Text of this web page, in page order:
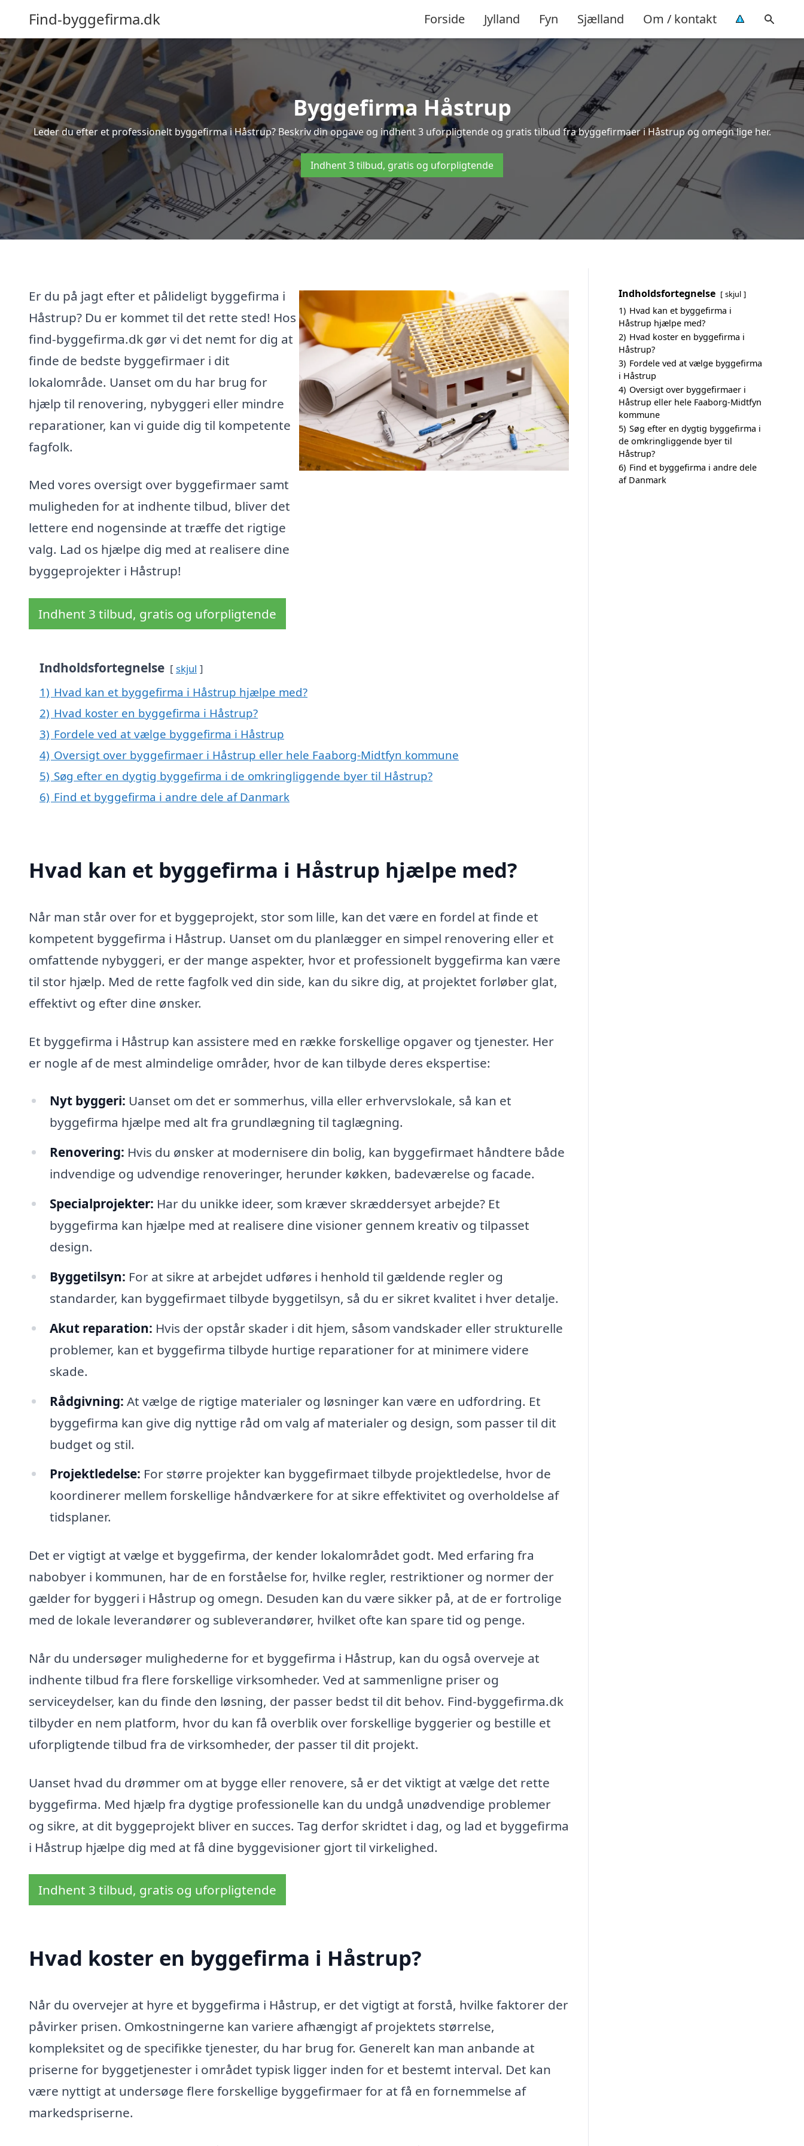
Find-byggefirma.dk Forside Jylland Fyn Sjælland Om / kontakt
Byggefirma Håstrup
Leder du efter et professionelt byggefirma i Håstrup? Beskriv din opgave og indhent 3 uforpligtende og gratis tilbud fra byggefirmaer i Håstrup og omegn lige her.
Indhent 3 tilbud, gratis og uforpligtende
Er du på jagt efter et pålideligt byggefirma i
Håstrup? Du er kommet til det rette sted! Hos
find-byggefirma.dk gør vi det nemt for dig at
finde de bedste byggefirmaer i dit
lokalområde. Uanset om du har brug for
hjælp til renovering, nybyggeri eller mindre
reparationer, kan vi guide dig til kompetente
fagfolk.
Med vores oversigt over byggefirmaer samt
muligheden for at indhente tilbud, bliver det
lettere end nogensinde at træffe det rigtige
valg. Lad os hjælpe dig med at realisere dine
byggeprojekter i Håstrup!
Indhent 3 tilbud, gratis og uforpligtende
Indholdsfortegnelse skjul
1) Hvad kan et byggefirma i Håstrup hjælpe med?
2) Hvad koster en byggefirma i Håstrup?
3) Fordele ved at vælge byggefirma i Håstrup
4) Oversigt over byggefirmaer i Håstrup eller hele Faaborg-Midtfyn kommune
5) Søg efter en dygtig byggefirma i de omkringliggende byer til Håstrup?
6) Find et byggefirma i andre dele af Danmark
Hvad kan et byggefirma i Håstrup hjælpe med?
Når man står over for et byggeprojekt, stor som lille, kan det være en fordel at finde et
kompetent byggefirma i Håstrup. Uanset om du planlægger en simpel renovering eller et
omfattende nybyggeri, er der mange aspekter, hvor et professionelt byggefirma kan være
til stor hjælp. Med de rette fagfolk ved din side, kan du sikre dig, at projektet forløber glat,
effektivt og efter dine ønsker.
Et byggefirma i Håstrup kan assistere med en række forskellige opgaver og tjenester. Her
er nogle af de mest almindelige områder, hvor de kan tilbyde deres ekspertise:
Nyt byggeri: Uanset om det er sommerhus, villa eller erhvervslokale, så kan et
byggefirma hjælpe med alt fra grundlægning til taglægning.
Renovering: Hvis du ønsker at modernisere din bolig, kan byggefirmaet håndtere både
indvendige og udvendige renoveringer, herunder køkken, badeværelse og facade.
Specialprojekter: Har du unikke ideer, som kræver skræddersyet arbejde? Et
byggefirma kan hjælpe med at realisere dine visioner gennem kreativ og tilpasset
design.
Byggetilsyn: For at sikre at arbejdet udføres i henhold til gældende regler og
standarder, kan byggefirmaet tilbyde byggetilsyn, så du er sikret kvalitet i hver detalje.
Akut reparation: Hvis der opstår skader i dit hjem, såsom vandskader eller strukturelle
problemer, kan et byggefirma tilbyde hurtige reparationer for at minimere videre
skade.
Rådgivning: At vælge de rigtige materialer og løsninger kan være en udfordring. Et
byggefirma kan give dig nyttige råd om valg af materialer og design, som passer til dit
budget og stil.
Projektledelse: For større projekter kan byggefirmaet tilbyde projektledelse, hvor de
koordinerer mellem forskellige håndværkere for at sikre effektivitet og overholdelse af
tidsplaner.
Det er vigtigt at vælge et byggefirma, der kender lokalområdet godt. Med erfaring fra
nabobyer i kommunen, har de en forståelse for, hvilke regler, restriktioner og normer der
gælder for byggeri i Håstrup og omegn. Desuden kan du være sikker på, at de er fortrolige
med de lokale leverandører og subleverandører, hvilket ofte kan spare tid og penge.
Når du undersøger mulighederne for et byggefirma i Håstrup, kan du også overveje at
indhente tilbud fra flere forskellige virksomheder. Ved at sammenligne priser og
serviceydelser, kan du finde den løsning, der passer bedst til dit behov. Find-byggefirma.dk
tilbyder en nem platform, hvor du kan få overblik over forskellige byggerier og bestille et
uforpligtende tilbud fra de virksomheder, der passer til dit projekt.
Uanset hvad du drømmer om at bygge eller renovere, så er det viktigt at vælge det rette
byggefirma. Med hjælp fra dygtige professionelle kan du undgå unødvendige problemer
og sikre, at dit byggeprojekt bliver en succes. Tag derfor skridtet i dag, og lad et byggefirma
i Håstrup hjælpe dig med at få dine byggevisioner gjort til virkelighed.
Indhent 3 tilbud, gratis og uforpligtende
Hvad koster en byggefirma i Håstrup?
Når du overvejer at hyre et byggefirma i Håstrup, er det vigtigt at forstå, hvilke faktorer der
påvirker prisen. Omkostningerne kan variere afhængigt af projektets størrelse,
kompleksitet og de specifikke tjenester, du har brug for. Generelt kan man anbande at
priserne for byggetjenester i området typisk ligger inden for et bestemt interval. Det kan
være nyttigt at undersøge flere forskellige byggefirmaer for at få en fornemmelse af
markedspriserne.
Indholdsfortegnelse skjul
1) Hvad kan et byggefirma i
Håstrup hjælpe med?
2) Hvad koster en byggefirma i
Håstrup?
3) Fordele ved at vælge byggefirma
i Håstrup
4) Oversigt over byggefirmaer i
Håstrup eller hele Faaborg-Midtfyn
kommune
5) Søg efter en dygtig byggefirma i
de omkringliggende byer til
Håstrup?
6) Find et byggefirma i andre dele
af Danmark